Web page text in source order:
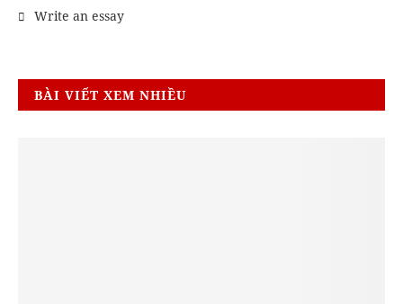
Write an essay
BÀI VIẾT XEM NHIỀU